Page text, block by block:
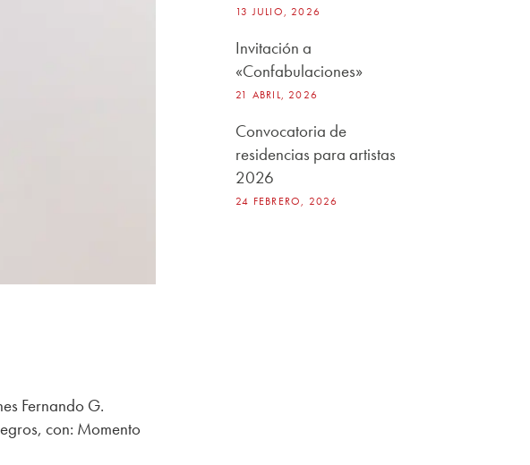
Fernando G.
con: Momento
13 JULIO, 2026
Invitación a
«Confabulaciones»
21 ABRIL, 2026
Convocatoria de
residencias para artistas
2026
24 FEBRERO, 2026